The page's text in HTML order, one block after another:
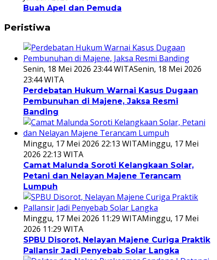
Buah Apel dan Pemuda
Peristiwa
Senin, 18 Mei 2026 23:44 WITASenin, 18 Mei 2026
23:44 WITA
Perdebatan Hukum Warnai Kasus Dugaan
Pembunuhan di Majene, Jaksa Resmi
Banding
Minggu, 17 Mei 2026 22:13 WITAMinggu, 17 Mei
2026 22:13 WITA
Camat Malunda Soroti Kelangkaan Solar,
Petani dan Nelayan Majene Terancam
Lumpuh
Minggu, 17 Mei 2026 11:29 WITAMinggu, 17 Mei
2026 11:29 WITA
SPBU Disorot, Nelayan Majene Curiga Praktik
Pallansir Jadi Penyebab Solar Langka